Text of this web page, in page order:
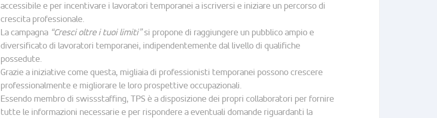
accessibile e per incentivare i lavoratori temporanei a iscriversi e iniziare un percorso di
crescita professionale.
La campagna “Cresci oltre i tuoi limiti”si propone di raggiungere un pubblico ampio e
diversificato di lavoratori temporanei, indipendentemente dal livello di qualifiche
possedute.
Grazie a iniziative come questa, migliaia di professionisti temporanei possono crescere
professionalmente e migliorare le loro prospettive occupazionali.
Essendo membro di swissstaffing, TPS è a disposizione dei propri collaboratori per fornire
tutte le informazioni necessarie e per rispondere a eventuali domande riguardanti la